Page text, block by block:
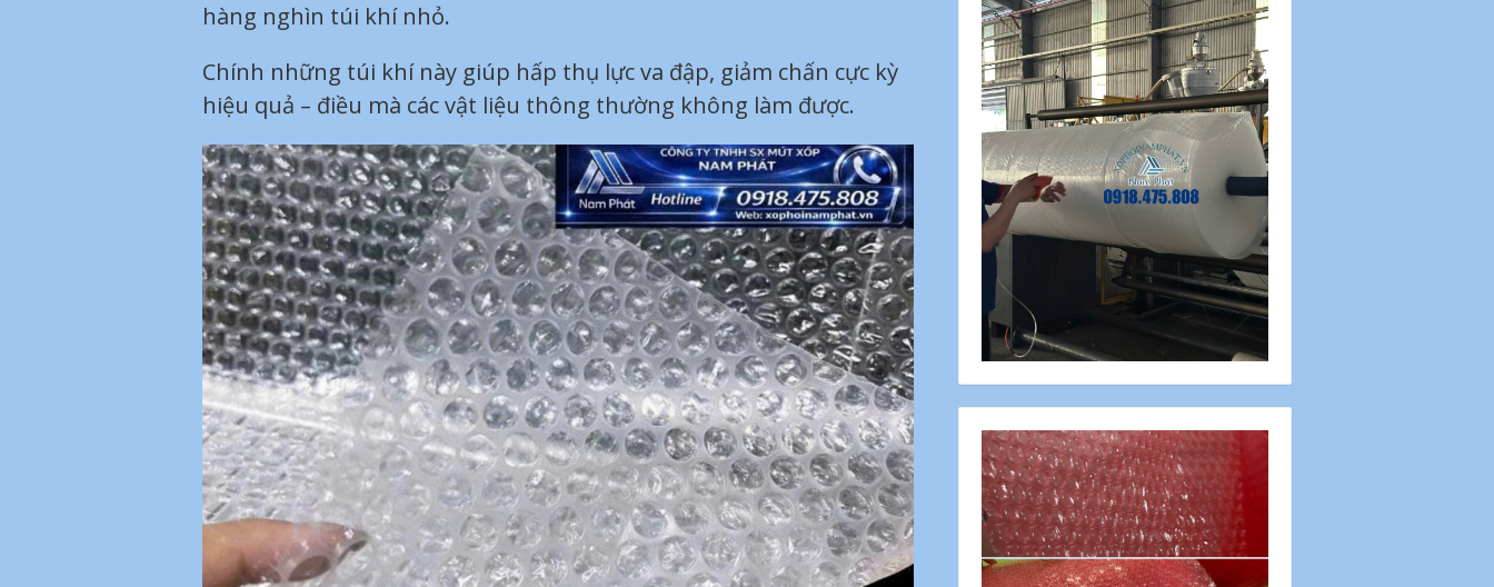
hàng nghìn túi khí nhỏ.
Chính những túi khí này giúp hấp thụ lực va đập, giảm chấn cực kỳ
hiệu quả – điều mà các vật liệu thông thường không làm được.